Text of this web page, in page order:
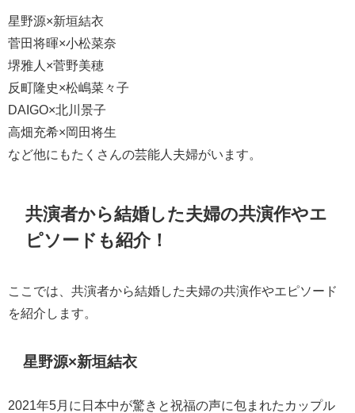
星野源×新垣結衣
菅田将暉×小松菜奈
堺雅人×菅野美穂
反町隆史×松嶋菜々子
DAIGO×北川景子
高畑充希×岡田将生
など他にもたくさんの芸能人夫婦がいます。
共演者から結婚した夫婦の共演作やエ
ピソードも紹介！
ここでは、共演者から結婚した夫婦の共演作やエピソード
を紹介します。
星野源×新垣結衣
2021年5月に日本中が驚きと祝福の声に包まれたカップル